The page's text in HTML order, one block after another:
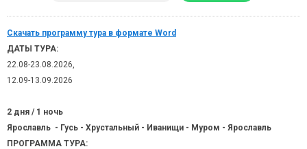
Скачать программу тура в формате Word
ДАТЫ ТУРА:
22.08-23.08.2026,
12.09-13.09.2026
2 дня / 1 ночь
Ярославль - Гусь - Хрустальный - Иванищи - Муром - Ярославль
ПРОГРАММА ТУРА: